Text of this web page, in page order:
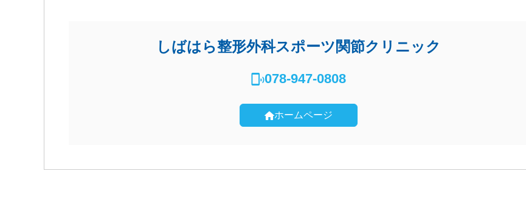
しばはら整形外科スポーツ関節クリニック
078-947-0808
ホームページ